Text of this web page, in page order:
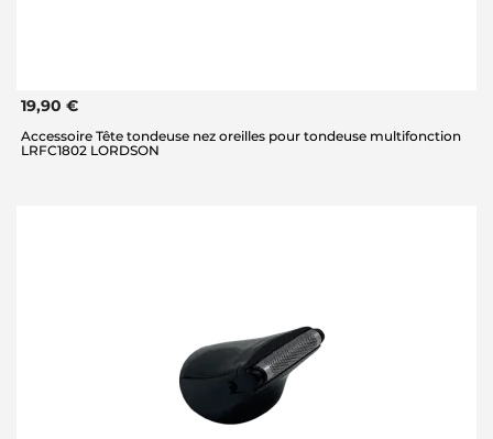
19,90 €
Accessoire Tête tondeuse nez oreilles pour tondeuse multifonction
LRFC1802 LORDSON